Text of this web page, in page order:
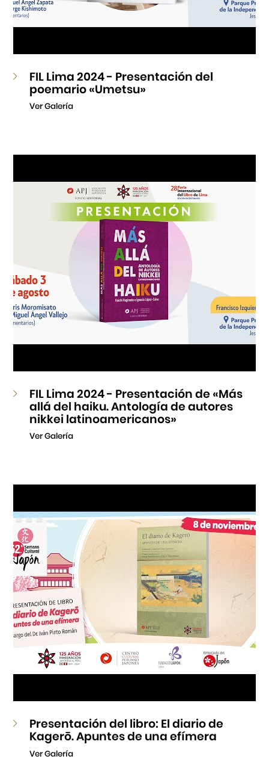
FIL Lima 2024 - Presentación del
poemario «Umetsu»
Ver Galería
FIL Lima 2024 - Presentación de «Más
allá del haiku. Antología de autores
nikkei latinoamericanos»
Ver Galería
Presentación del libro: El diario de
Kagerō. Apuntes de una efímera
Ver Galería